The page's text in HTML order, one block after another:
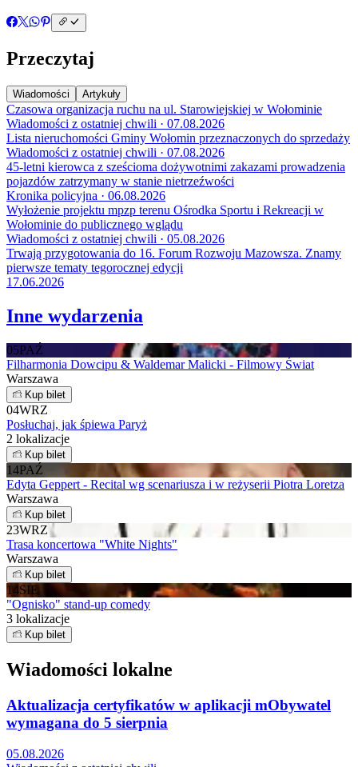
Przeczytaj
Wiadomości Artykuły
Czasowa organizacja ruchu na ul. Starowiejskiej w Wołominie
Wiadomości z ostatniej chwili · 07.08.2026
Lista nieruchomości Gminy Wołomin przeznaczonych do sprzedaży
Wiadomości z ostatniej chwili · 07.08.2026
45-letni kierowca z sześcioma dożywotnimi zakazami prowadzenia
pojazdów zatrzymany w stanie nietrzeźwości
Kronika policyjna · 06.08.2026
Wyłożenie projektu mpzp terenu Ośrodka Sportu i Rekreacji w
Wołominie do publicznego wglądu
Wiadomości z ostatniej chwili · 05.08.2026
Trwają przygotowania do 16. Forum Rozwoju Mazowsza. Znamy
pierwsze tematy tegorocznej edycji
17.06.2026
Inne wydarzenia
05PAŹ
Filharmonia Dowcipu & Waldemar Malicki - Filmowy Świat
Warszawa
Kup bilet
04WRZ
Posłuchaj, jak śpiewa Paryż
2 lokalizacje
Kup bilet
14PAŹ
Edyta Geppert - Recital wg scenariusza i w reżyserii Piotra Loretza
Warszawa
Kup bilet
23WRZ
Trasa koncertowa "White Nights"
Warszawa
Kup bilet
14SIE
"Ognisko" stand-up comedy
3 lokalizacje
Kup bilet
Wiadomości lokalne
Aktualizacja certyfikatów w aplikacji mObywatel
wymagana do 5 sierpnia
05.08.2026